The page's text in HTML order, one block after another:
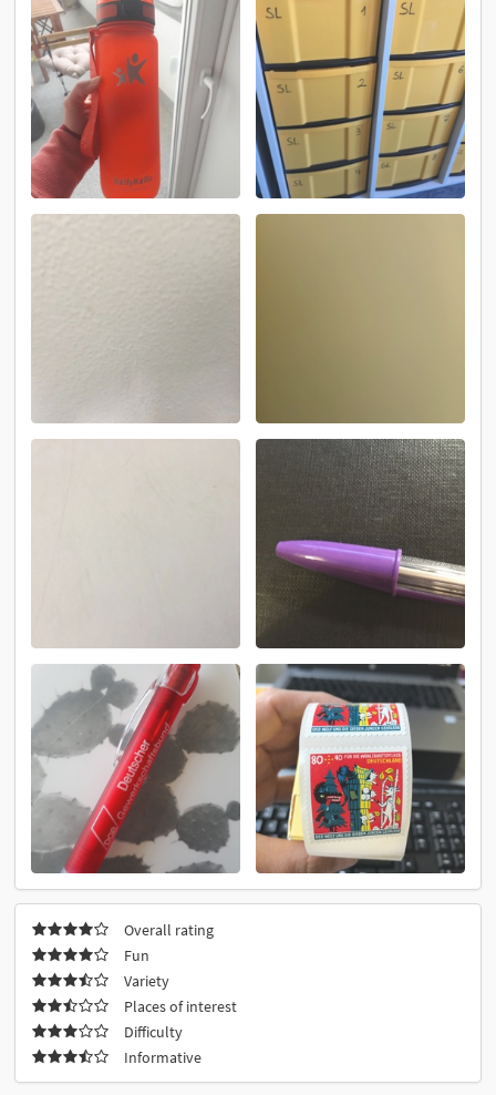
Overall rating
Fun
Variety
Places of interest
Difficulty
Informative